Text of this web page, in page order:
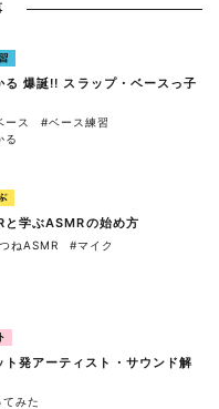
る 爆誕!! スラップ・ベースっ子
ース
#ベース練習
る
と学ぶASMRの始め方
ねASMR #マイク
ト発アーティスト・サウンド解
みた